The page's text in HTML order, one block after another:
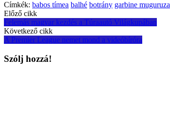
Címkék: babos tímea balhé botrány garbine muguruza
Post
navigation
Előző cikk
Felemás magyar kezdés a Túraautó Világkupában
Következő cikk
A Premier League nemet mond a videóbíróra
Szólj hozzá!